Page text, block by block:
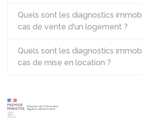
Quels sont les diagnostics
cas de vente d'un logement ?
Quels sont les diagnostics
cas de mise en location ?